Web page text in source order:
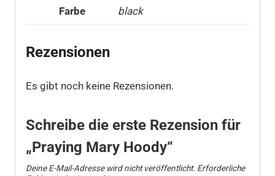
Farbe black
Rezensionen
Es gibt noch keine Rezensionen.
Schreibe die erste Rezension für
„Praying Mary Hoody“
Deine E-Mail-Adresse wird nicht veröffentlicht. Erforderliche